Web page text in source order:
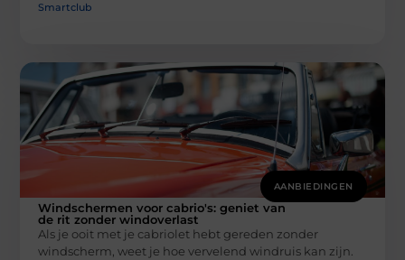
Smartclub
AANBIEDINGEN
Windschermen voor cabrio's: geniet van
de rit zonder windoverlast
Als je ooit met je cabriolet hebt gereden zonder
windscherm, weet je hoe vervelend windruis kan zijn.